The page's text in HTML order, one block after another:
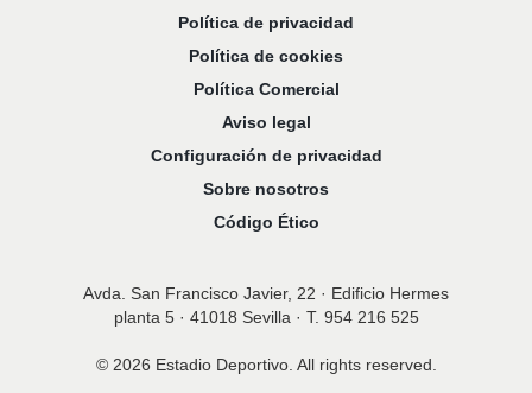
Política de privacidad
Política de cookies
Política Comercial
Aviso legal
Configuración de privacidad
Sobre nosotros
Código Ético
Avda. San Francisco Javier, 22 · Edificio Hermes
planta 5 · 41018 Sevilla · T. 954 216 525
© 2026 Estadio Deportivo. All rights reserved.